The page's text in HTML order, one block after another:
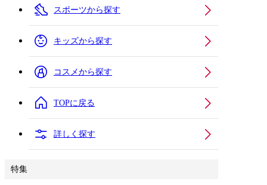
スポーツから探す
キッズから探す
コスメから探す
TOPに戻る
詳しく探す
特集